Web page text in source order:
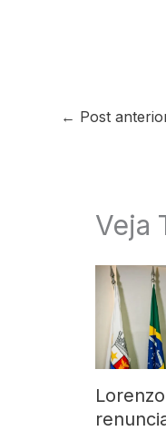
← Post
Veja